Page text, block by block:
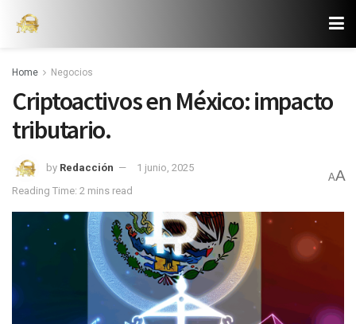
Home Negocios
Criptoactivos en México: impacto
tributario.
by Redacción
1 junio, 2025
Reading Time: 2 mins read
AA